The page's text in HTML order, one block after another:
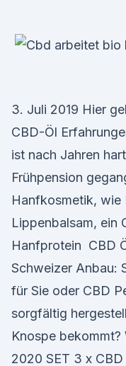
3. Juli 2019 Hier
CBD-Öl
ist nach Jahren
Frühpension
Hanfkosmetik, wie
Lippenbalsam, ein
Hanfprotein CBD
Schweizer Anbau:
für Sie oder CBD
sorgfältig
Knospe
2020 SET 3 x